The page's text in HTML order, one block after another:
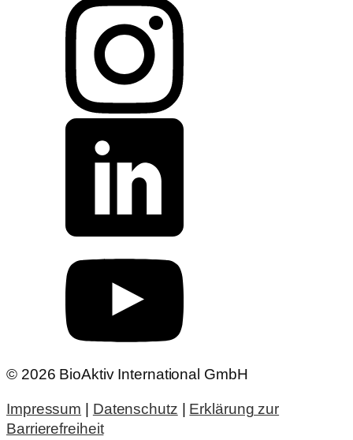
© 2026 BioAktiv International GmbH
Impressum | Datenschutz | Erklärung zur
Barrierefreiheit